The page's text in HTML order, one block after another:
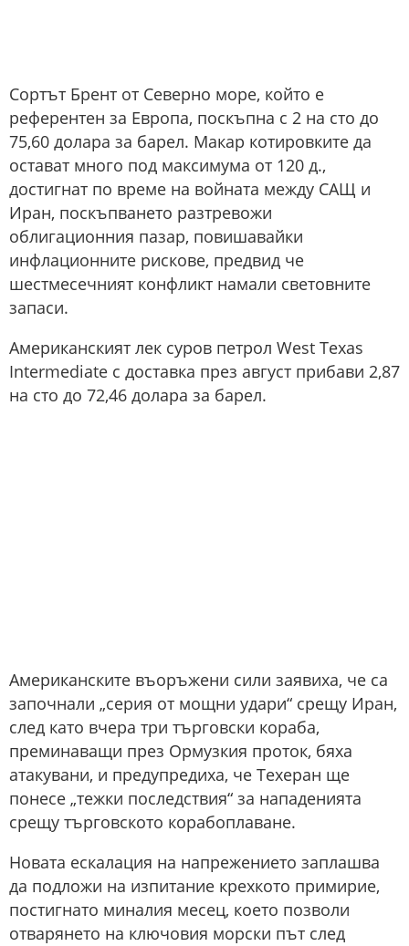
Сортът Брент от Северно море, който е
референтен за Европа, поскъпна с 2 на сто до
75,60 долара за барел. Макар котировките да
остават много под максимума от 120 д.,
достигнат по време на войната между САЩ и
Иран, поскъпването разтревожи
облигационния пазар, повишавайки
инфлационните рискове, предвид че
шестмесечният конфликт намали световните
запаси.
Американският лек суров петрол West Texas
Intermediate с доставка през август прибави 2,87
на сто до 72,46 долара за барел.
Американските въоръжени сили заявиха, че са
започнали „серия от мощни удари“ срещу Иран,
след като вчера три търговски кораба,
преминаващи през Ормузкия проток, бяха
атакувани, и предупредиха, че Техеран ще
понесе „тежки последствия“ за нападенията
срещу търговското корабоплаване.
Новата ескалация на напрежението заплашва
да подложи на изпитание крехкото примирие,
постигнато миналия месец, което позволи
отварянето на ключовия морски път след